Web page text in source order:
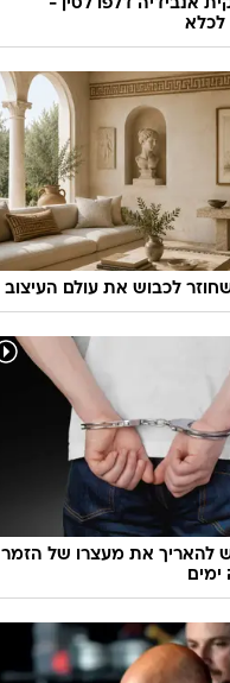
אנבידיה דלפו לסין -
לכלא
לכבוש את עולם העיצוב
את מעצרו של הזמר